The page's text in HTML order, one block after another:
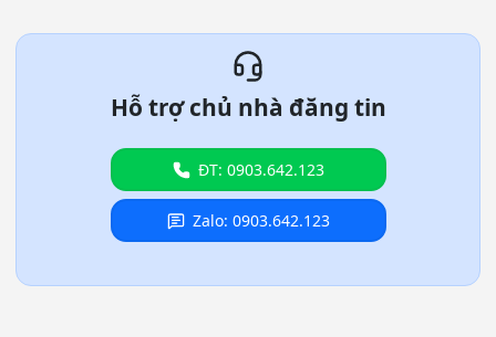
Hỗ trợ chủ nhà đăng tin
ĐT: 0903.642.123
Zalo: 0903.642.123